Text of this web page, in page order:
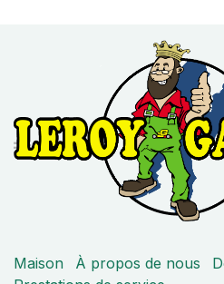
Maison À propos de nous